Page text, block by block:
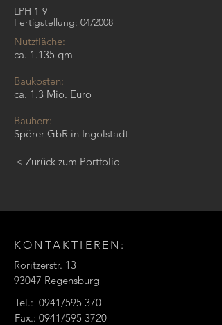
LPH 1-9
Fertigstellung: 04/2008
Nutzfläche:
ca. 1.135 qm
Baukosten:
ca. 1.3 Mio. Euro
Bauherr:
Spörer GbR in Ingolstadt
< Zurück zum Portfolio
KONTAKTIEREN:
Roritzerstr. 13
93047 Regensburg
Tel.: 0941/595 370
Fax.: 0941/595 3720